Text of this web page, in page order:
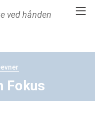
ved hånden
Fokus